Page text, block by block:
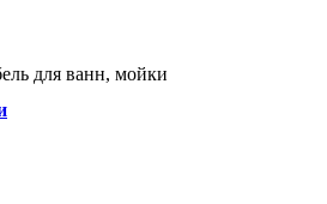
для ванн, мойки